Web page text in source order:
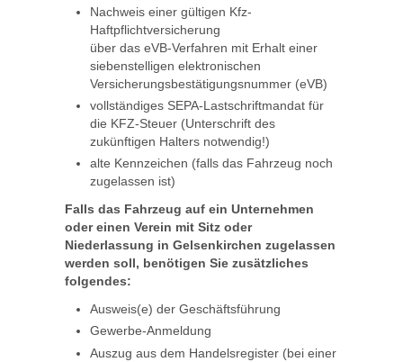
Nachweis einer gültigen Kfz-
Haftpflichtversicherung
über das eVB-Verfahren mit Erhalt einer
siebenstelligen elektronischen
Versicherungsbestätigungsnummer (eVB)
vollständiges SEPA-Lastschriftmandat für
die KFZ-Steuer (Unterschrift des
zukünftigen Halters notwendig!)
alte Kennzeichen (falls das Fahrzeug noch
zugelassen ist)
Falls das Fahrzeug auf ein Unternehmen
oder einen Verein mit Sitz oder
Niederlassung in Gelsenkirchen zugelassen
werden soll, benötigen Sie zusätzliches
folgendes:
Ausweis(e) der Geschäftsführung
Gewerbe-Anmeldung
Auszug aus dem Handelsregister (bei einer